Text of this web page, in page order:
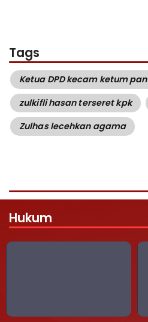
Tags
Ketua DPD kecam ketum pan
zulkifli hasan terseret kpk
Zulhas lecehkan agama
Hukum